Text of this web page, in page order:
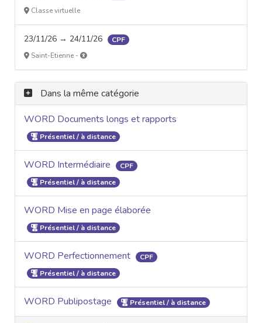
Classe virtuelle
23/11/26 → 24/11/26
CPF
Saint-Etienne -
Dans la même catégorie
WORD Documents longs et rapports
Présentiel / à distance
WORD Intermédiaire
CPF
Présentiel / à distance
WORD Mise en page élaborée
Présentiel / à distance
WORD Perfectionnement
CPF
Présentiel / à distance
WORD Publipostage Présentiel / à distance